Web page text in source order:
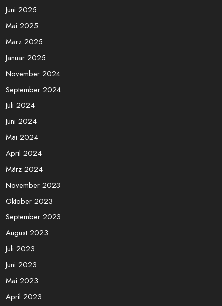
Juni 2025
Mai 2025
März 2025
Januar 2025
November 2024
September 2024
Juli 2024
Juni 2024
Mai 2024
April 2024
März 2024
November 2023
Oktober 2023
September 2023
August 2023
Juli 2023
Juni 2023
Mai 2023
April 2023